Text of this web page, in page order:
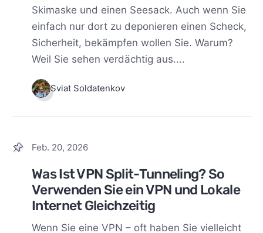
Skimaske und einen Seesack. Auch wenn Sie
einfach nur dort zu deponieren einen Scheck,
Sicherheit, bekämpfen wollen Sie. Warum?
Weil Sie sehen verdächtig aus....
Sviat Soldatenkov
Feb. 20, 2026
Was Ist VPN Split-Tunneling? So
Verwenden Sie ein VPN und Lokale
Internet Gleichzeitig
Wenn Sie eine VPN – oft haben Sie vielleicht